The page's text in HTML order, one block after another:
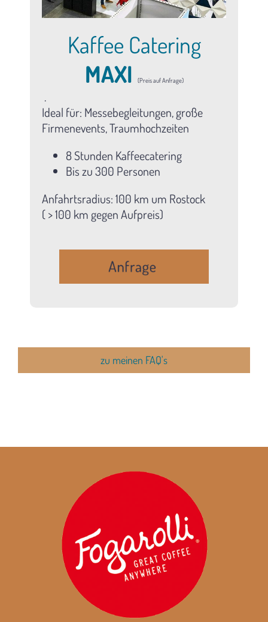
Kaffee Catering
MAXI
(Preis auf Anfrage)
.
Ideal für: Messebegleitungen, große
Firmenevents, Traumhochzeiten
8 Stunden Kaffeecatering
Bis zu 300 Personen
Anfahrtsradius: 100 km um Rostock
( > 100 km gegen Aufpreis)
zu meinen FAQ's